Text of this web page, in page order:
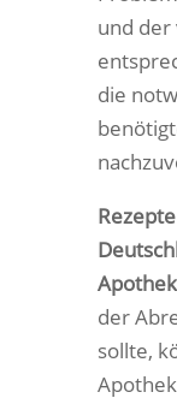
und
die
Rezepte
der
sollte,